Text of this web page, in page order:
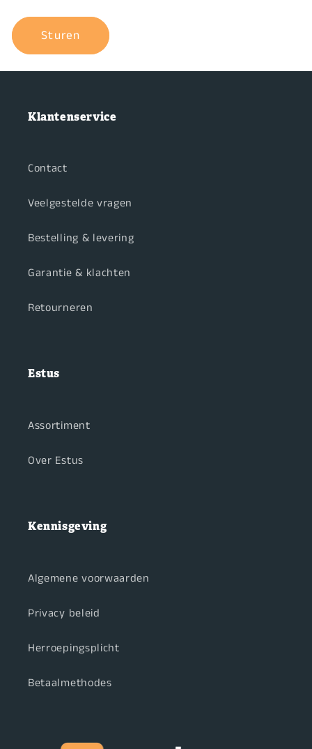
Sturen
Klantenservice
Contact
Veelgestelde vragen
Bestelling & levering
Garantie & klachten
Retourneren
Estus
Assortiment
Over Estus
Kennisgeving
Algemene voorwaarden
Privacy beleid
Herroepingsplicht
Betaalmethodes